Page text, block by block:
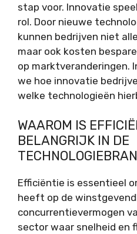
stap voor. Innovatie
rol. Door nieuwe
kunnen bedrijven niet
maar ook kosten
op marktveranderingen.
we hoe innovatie
welke technologieën
WAAROM IS
BELANGRIJK IN DE
Efficiëntie is essentieel
heeft op de
concurrentievermogen
sector waar snelheid en